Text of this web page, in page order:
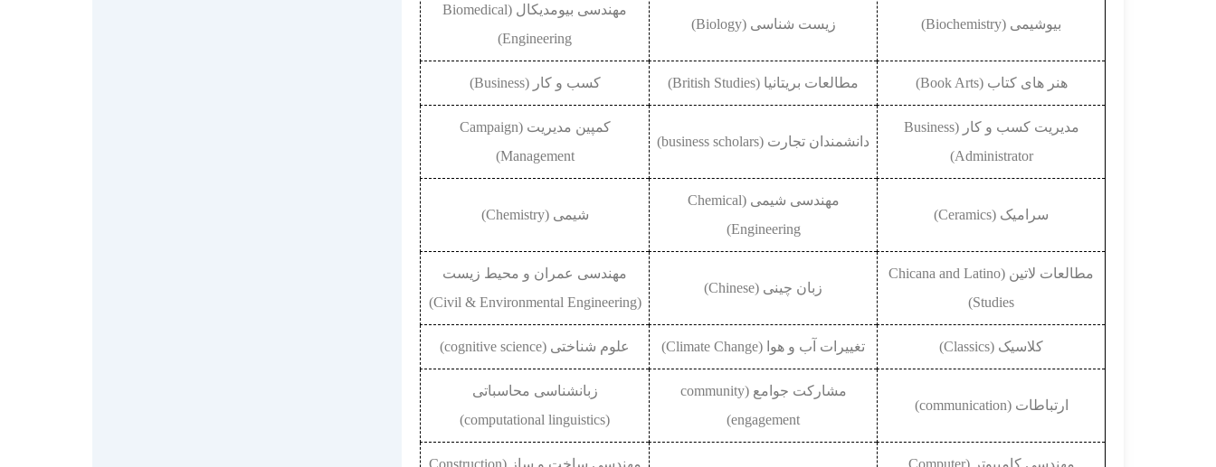
بیوشیمی (Biochemistry) زیست شناسی (Biology)
مهندسی بیومدیکال (Biomedical
Engineering)
هنر های کتاب (Book Arts) مطالعات بریتانیا (British Studies) کسب و کار (Business)
مدیریت کسب و کار (Business
Administrator)
دانشمندان تجارت (business scholars)
کمپین مدیریت (Campaign
Management)
سرامیک (Ceramics)
مهندسی شیمی (Chemical
Engineering)
شیمی (Chemistry)
مطالعات لاتین (Chicana and Latino
Studies)
زبان چینی (Chinese)
مهندسی عمران و محیط زیست
(Civil & Environmental Engineering)
کلاسیک (Classics) تغییرات آب و هوا (Climate Change) علوم شناختی (cognitive science)
ارتباطات (communication)
مشارکت جوامع (community
engagement)
زبانشناسی محاسباتی
(computational linguistics)
مهندسی کامپیوتر (Computer مهندسی ساخت و ساز (Construction